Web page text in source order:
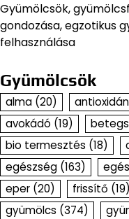
Gyümölcsök,
gondozása, egzotikus
felhasználása
Gyümölcsök
alma (20)
avokádó (19)
bio termesztés (18)
egészség (163)
eper (20) frissítő (19)
gyümölcs (374)